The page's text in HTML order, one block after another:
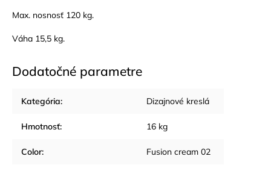
Max. nosnosť 120 kg.
Váha 15,5 kg.
Dodatočné parametre
Kategória: Dizajnové kreslá
Hmotnosť: 16 kg
Color: Fusion cream 02